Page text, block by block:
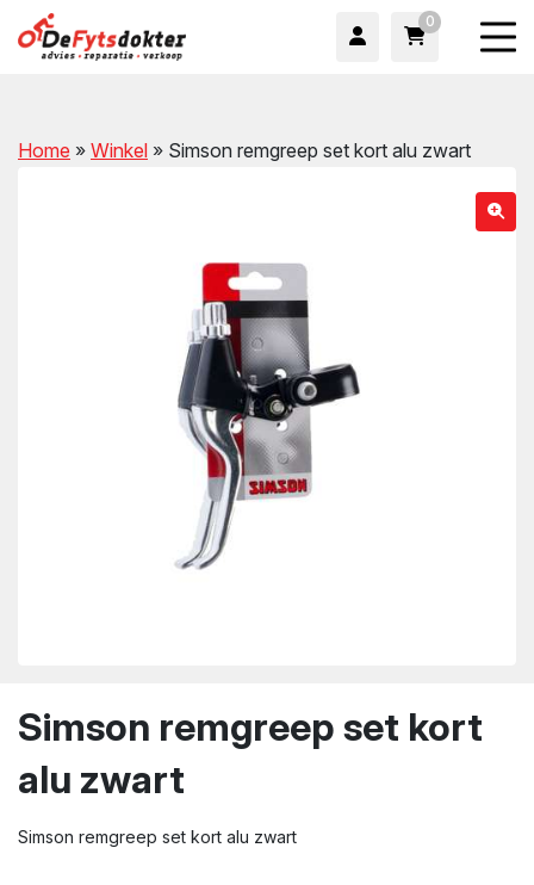
0
Home » Winkel » Simson remgreep set kort alu zwart
Simson remgreep set kort
alu zwart
Simson remgreep set kort alu zwart